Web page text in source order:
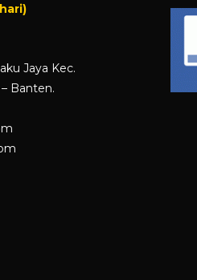
Jaya Kec.
Banten.